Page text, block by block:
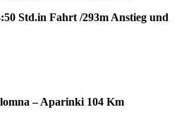
Std.in Fahrt /293m Anstieg und
– Aparinki 104 Km